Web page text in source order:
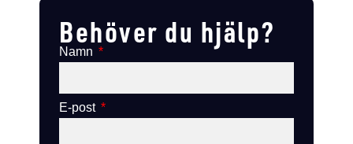
Behöver du hjälp?
Namn
E-post